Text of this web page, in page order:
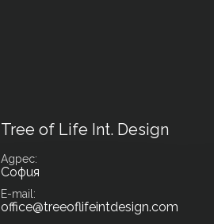
Tree of Life Int. Design
Адрес
София
E-mail
office@treeoflifeintdesign.com